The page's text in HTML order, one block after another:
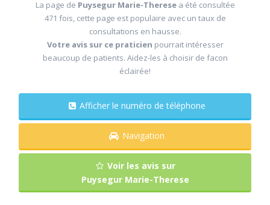
La page de Puysegur Marie-Therese a été consultée
471 fois, cette page est populaire avec un taux de
consultations en hausse.
Votre avis sur ce praticien pourrait intéresser
beaucoup de patients. Aidez-les à choisir de facon
éclairée!
Afficher le numéro de téléphone
Navigation
Voir les avis sur
Puysegur Marie-Therese